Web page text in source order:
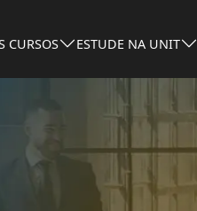
CURSOS ESTUDE NA UNIT